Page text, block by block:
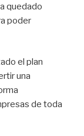
quedado
poder
el plan
una
de toda